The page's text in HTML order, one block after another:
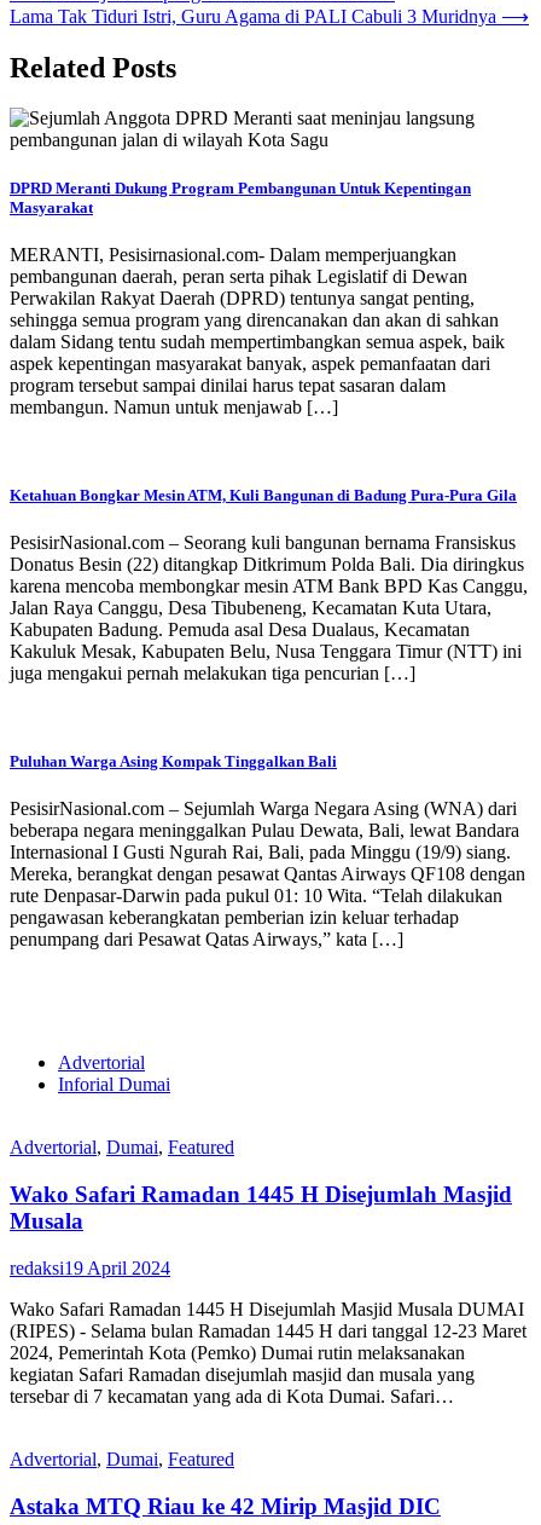
Lama Tak Tiduri Istri, Guru Agama di PALI Cabuli 3 Muridnya ⟶
Related Posts
DPRD Meranti Dukung Program Pembangunan Untuk Kepentingan
Masyarakat
MERANTI, Pesisirnasional.com- Dalam memperjuangkan
pembangunan daerah, peran serta pihak Legislatif di Dewan
Perwakilan Rakyat Daerah (DPRD) tentunya sangat penting,
sehingga semua program yang direncanakan dan akan di sahkan
dalam Sidang tentu sudah mempertimbangkan semua aspek, baik
aspek kepentingan masyarakat banyak, aspek pemanfaatan dari
program tersebut sampai dinilai harus tepat sasaran dalam
membangun. Namun untuk menjawab […]
Ketahuan Bongkar Mesin ATM, Kuli Bangunan di Badung Pura-Pura Gila
PesisirNasional.com – Seorang kuli bangunan bernama Fransiskus
Donatus Besin (22) ditangkap Ditkrimum Polda Bali. Dia diringkus
karena mencoba membongkar mesin ATM Bank BPD Kas Canggu,
Jalan Raya Canggu, Desa Tibubeneng, Kecamatan Kuta Utara,
Kabupaten Badung. Pemuda asal Desa Dualaus, Kecamatan
Kakuluk Mesak, Kabupaten Belu, Nusa Tenggara Timur (NTT) ini
juga mengakui pernah melakukan tiga pencurian […]
Puluhan Warga Asing Kompak Tinggalkan Bali
PesisirNasional.com – Sejumlah Warga Negara Asing (WNA) dari
beberapa negara meninggalkan Pulau Dewata, Bali, lewat Bandara
Internasional I Gusti Ngurah Rai, Bali, pada Minggu (19/9) siang.
Mereka, berangkat dengan pesawat Qantas Airways QF108 dengan
rute Denpasar-Darwin pada pukul 01: 10 Wita. “Telah dilakukan
pengawasan keberangkatan pemberian izin keluar terhadap
penumpang dari Pesawat Qatas Airways,” kata […]
Advertorial
Inforial Dumai
Advertorial, Dumai, Featured
Wako Safari Ramadan 1445 H Disejumlah Masjid
Musala
redaksi19 April 2024
Wako Safari Ramadan 1445 H Disejumlah Masjid Musala DUMAI
(RIPES) - Selama bulan Ramadan 1445 H dari tanggal 12-23 Maret
2024, Pemerintah Kota (Pemko) Dumai rutin melaksanakan
kegiatan Safari Ramadan disejumlah masjid dan musala yang
tersebar di 7 kecamatan yang ada di Kota Dumai. Safari…
Advertorial, Dumai, Featured
Astaka MTQ Riau ke 42 Mirip Masjid DIC